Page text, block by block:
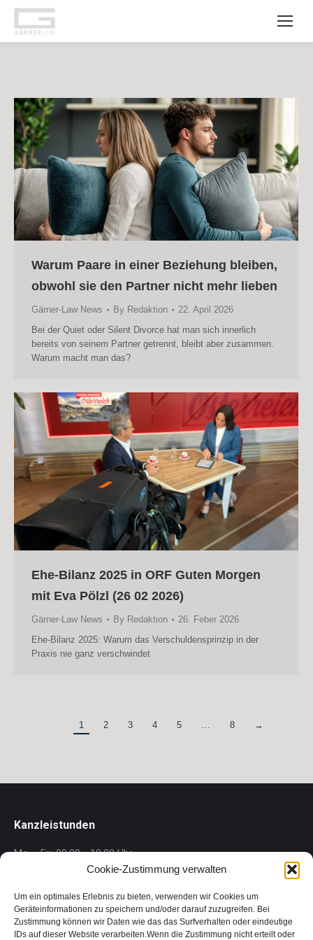
Cookie-Zustimmung verwalten
Um ein optimales Erlebnis zu bieten, verwenden wir Cookies um
Geräteinformationen zu speichern und/oder darauf zuzugreifen. Bei
Zustimmung können wir Daten wie das das Surfverhalten oder eindeutige
IDs auf dieser Website verarbeiten.Wenn die Zustimmung nicht erteilt oder
Warum Paare in einer Beziehung bleiben,
obwohl sie den Partner nicht mehr lieben
Gärner-Law News By Redaktion
22. April 2026
Bei der Quiet oder Silent Divorce hat man sich innerlich
bereits von seinem Partner getrennt, bleibt aber zusammen.
Warum macht man das?
Ehe-Bilanz 2025 in ORF Guten Morgen
mit Eva Pölzl (26 02 2026)
Gärner-Law News By Redaktion
26. Feber 2026
Ehe-Bilanz 2025: Warum das Verschuldensprinzip in der
Praxis nie ganz verschwindet
1 2 3 4 5 8 →
Kanzleistunden
Mo. - Fr.: 09.00 - 18.00 Uhr
Wollzeile 1/1/2.5, 1010 Wien
Phone: +43 1 718 88 00